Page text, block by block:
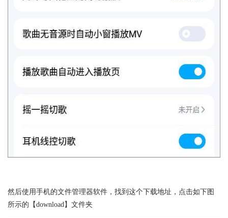
然后使用手机的文件管理器软件，找到这个下载地址，点击如下图
所示的【download】文件夹